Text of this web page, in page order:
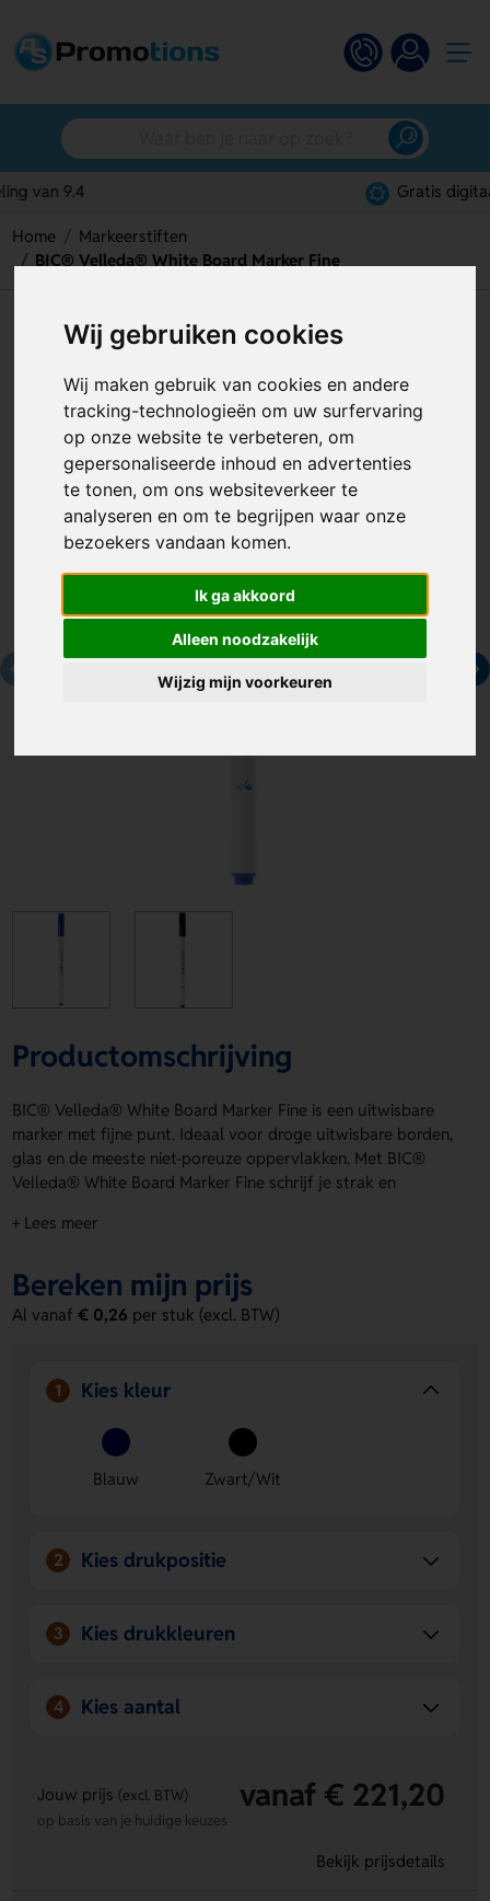
Wij gebruiken cookies
Wij maken gebruik van cookies en andere
tracking-technologieën om uw surfervaring
op onze website te verbeteren, om
gepersonaliseerde inhoud en advertenties
te tonen, om ons websiteverkeer te
analyseren en om te begrijpen waar onze
bezoekers vandaan komen.
Ik ga akkoord
Alleen noodzakelijk
Wijzig mijn voorkeuren
Home
Markeerstiften
BIC® Velleda® White Board Marker Fine
BIC® Velleda® White Board
Marker Fine
Artikelnummer:120643
Productomschrijving
BIC® Velleda® White Board Marker Fine is een uitwisbare
marker met fijne punt. Ideaal voor droge uitwisbare borden,
glas en de meeste niet-poreuze oppervlakken. Met BIC®
Velleda® White Board Marker Fine schrijf je strak en
met een droge doek, tissue of viltgum. De houder biedt
eigen ontwerp. Bestel of vraag een prijs op.
Voordelen van de BIC® Velleda® White
Fijne punt voor nauwkeurig schrijven
duidelijke notities en nette lijnen op verschillende
oppervlakken.
Makkelijk uitwisbaar
Veeg de inkt eenvoudig weg met
een droge doek, tissue of viltgum.
extra herkenning.
+ Lees meer
Bereken mijn prijs
Al vanaf€ 0,26 per stuk (excl. BTW)
1 Kies kleur
Blauw Zwart/Wit
2 Kies drukpositie
3 Kies drukkleuren
4 Kies aantal
Jouw prijs (excl. BTW) vanaf € 221,20
op basis van je huidige keuzes
Bekijk prijsdetails